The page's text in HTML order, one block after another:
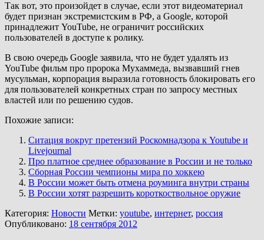
Так вот, это произойдет в случае, если этот видеоматериал
будет признан экстремистским в РФ, а Google, которой
принадлежит YouTube, не ограничит российских
пользователей в доступе к ролику.
В свою очередь Google заявила, что не будет удалять из
YouTube фильм про пророка Мухаммеда, вызвавший гнев
мусульман, корпорация выразила готовность блокировать его
для пользователей конкретных стран по запросу местных
властей или по решению судов.
Похожие записи:
Ситация вокруг претензий Роскомнадзора к Youtube и
Livejournal
Про платное среднее образование в России и не только
Сборная России чемпионы мира по хоккею
В России может быть отмена роуминга внутри страны
В России хотят разрешить короткоствольное оружие
Категория: Новости Метки: youtube, интернет, россия
Опубликовано: 18 сентября 2012